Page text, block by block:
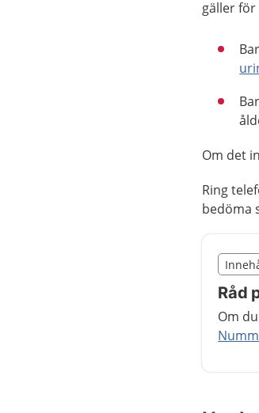
gäller
Om det
Ring
bedöma
Råd
Om
Slut